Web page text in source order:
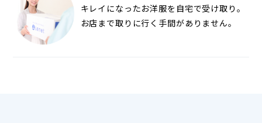
キレイになったお洋服を自宅で受け取り。
お店まで取りに行く手間がありません。